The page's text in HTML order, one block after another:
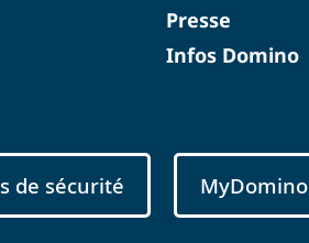
Presse
Infos Domino
de sécurité MyDomino